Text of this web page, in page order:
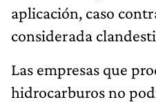
aplicación, caso
considerada
Las empresas que
hidrocarburos no